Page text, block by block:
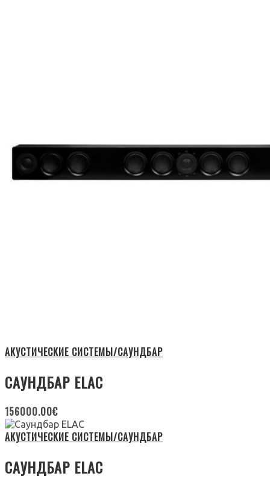
АКУСТИЧЕСКИЕ СИСТЕМЫ/САУНДБАР
САУНДБАР ELAC
156000.00€
АКУСТИЧЕСКИЕ СИСТЕМЫ/САУНДБАР
САУНДБАР ELAC